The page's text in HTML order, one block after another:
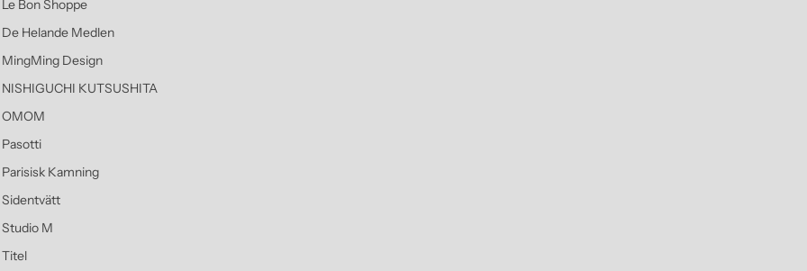
Le Bon Shoppe
De Helande Medlen
MingMing Design
NISHIGUCHI KUTSUSHITA
OMOM
Pasotti
Parisisk Kamning
Sidentvätt
Studio M
Titel